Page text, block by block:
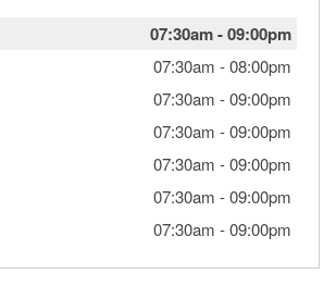
07:30am-09:00pm
07:30am -08:00pm
07:30am -09:00pm
07:30am -09:00pm
07:30am -09:00pm
07:30am -09:00pm
07:30am -09:00pm